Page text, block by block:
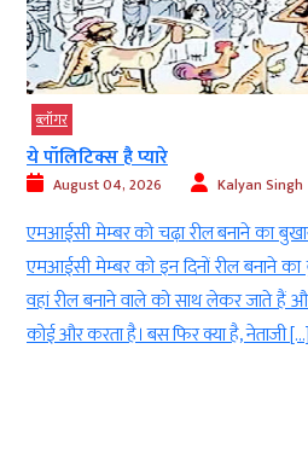
ब्‍लॉगर
ये पॉलिटिक्स है प्यारे
August 04, 2026 Kalyan Singh
एमआईसी मेम्बर को चढ़ा रील बनाने का
एमआईसी मेम्बर को इन दिनों रील बनाने का
वहां रील बनाने वाले को साथ लेकर जाते हैं
कोई और करता है। बस फिर क्या है, नेताजी […]